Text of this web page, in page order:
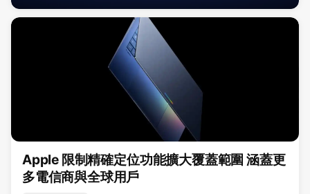
Apple 限制精確定位功能擴大覆蓋範圍 涵蓋更
多電信商與全球用戶